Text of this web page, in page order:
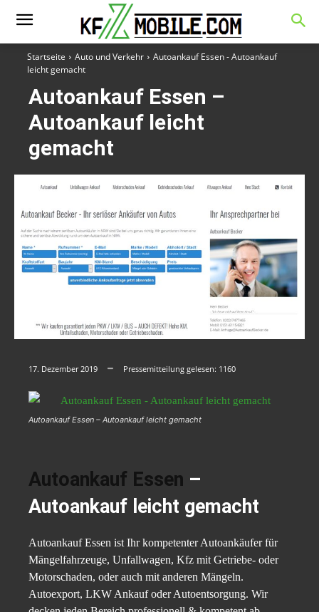
Startseite Auto und Verkehr
Autoankauf Essen - Autoankauf
leicht gemacht
Autoankauf Essen –
Autoankauf leicht
gemacht
17. Dezember 2019 Pressemitteilung gelesen: 1160
Autoankauf Essen – Autoankauf leicht gemacht
Autoankauf Essen –
Autoankauf leicht gemacht
Autoankauf Essen ist Ihr kompetenter Autoankäufer für
Mängelfahrzeuge, Unfallwagen, Kfz mit Getriebe- oder
Motorschaden, oder auch mit anderen Mängeln.
Autoexport, LKW Ankauf oder Autoentsorgung. Wir